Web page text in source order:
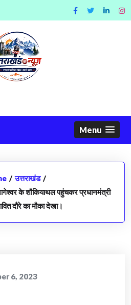
Menu
/ उत्तराखंड /
के शौकियाथल पहुंचकर प्रधानमंत्री
दौरे का मौका देखा।
6, 2023